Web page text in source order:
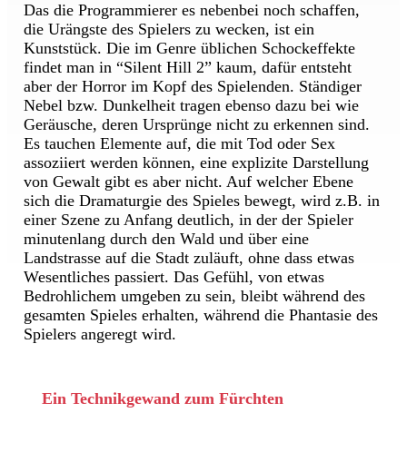
Das die Programmierer es nebenbei noch schaffen,
die Urängste des Spielers zu wecken, ist ein
Kunststück. Die im Genre üblichen Schockeffekte
findet man in “Silent Hill 2” kaum, dafür entsteht
aber der Horror im Kopf des Spielenden. Ständiger
Nebel bzw. Dunkelheit tragen ebenso dazu bei wie
Geräusche, deren Ursprünge nicht zu erkennen sind.
Es tauchen Elemente auf, die mit Tod oder Sex
assoziiert werden können, eine explizite Darstellung
von Gewalt gibt es aber nicht. Auf welcher Ebene
sich die Dramaturgie des Spieles bewegt, wird z.B. in
einer Szene zu Anfang deutlich, in der der Spieler
minutenlang durch den Wald und über eine
Landstrasse auf die Stadt zuläuft, ohne dass etwas
Wesentliches passiert. Das Gefühl, von etwas
Bedrohlichem umgeben zu sein, bleibt während des
gesamten Spieles erhalten, während die Phantasie des
Spielers angeregt wird.
Ein Technikgewand zum Fürchten